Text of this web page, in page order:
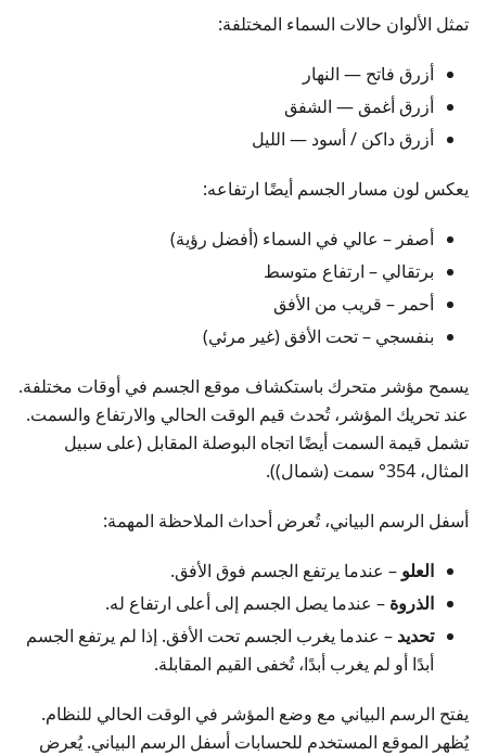
تمثل الألوان حالات السماء المختلفة:
أزرق فاتح — النهار
أزرق أغمق — الشفق
أزرق داكن / أسود — الليل
يعكس لون مسار الجسم أيضًا ارتفاعه:
أصفر – عالي في السماء (أفضل رؤية)
برتقالي – ارتفاع متوسط
أحمر – قريب من الأفق
بنفسجي – تحت الأفق (غير مرئي)
يسمح مؤشر متحرك باستكشاف موقع الجسم في أوقات مختلفة.
عند تحريك المؤشر، تُحدث قيم الوقت الحالي والارتفاع والسمت.
تشمل قيمة السمت أيضًا اتجاه البوصلة المقابل (على سبيل
المثال، 354° سمت (شمال)).
أسفل الرسم البياني، تُعرض أحداث الملاحظة المهمة:
العلو – عندما يرتفع الجسم فوق الأفق.
الذروة – عندما يصل الجسم إلى أعلى ارتفاع له.
تحديد – عندما يغرب الجسم تحت الأفق. إذا لم يرتفع الجسم
أبدًا أو لم يغرب أبدًا، تُخفى القيم المقابلة.
يفتح الرسم البياني مع وضع المؤشر في الوقت الحالي للنظام.
يُظهر الموقع المستخدم للحسابات أسفل الرسم البياني. يُعرض